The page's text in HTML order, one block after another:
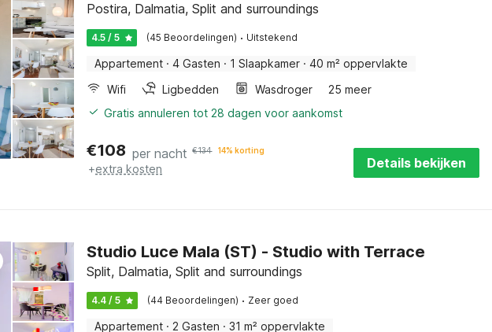
Postira, Dalmatia, Split and surroundings
4.5 / 5 (45 Beoordelingen) · Uitstekend
Appartement · 4 Gasten · 1 Slaapkamer · 40 m² oppervlakte
Wifi
Ligbedden Wasdroger
25 meer
Gratis annuleren tot 28 dagen voor aankomst
€108 per nacht €134 14% korting
+extra kosten Details bekijken
Studio Luce Mala (ST) - Studio with Terrace
Split, Dalmatia, Split and surroundings
4.4 / 5 (44 Beoordelingen) · Zeer goed
Appartement · 2 Gasten · 31 m² oppervlakte